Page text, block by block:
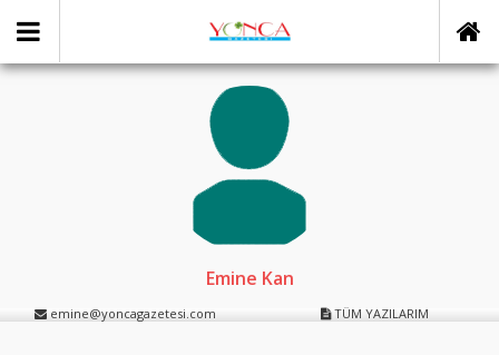
Emine Kan
emine@yoncagazetesi.com TÜM YAZILARIM